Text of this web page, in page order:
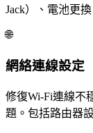
Jack）、電池更
🌐
網絡連線設定
修復Wi-Fi連線不
題。包括路由器